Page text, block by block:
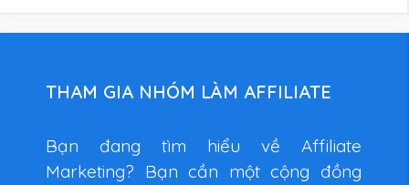
THAM GIA NHÓM LÀM AFFILIATE
Bạn đang tìm hiểu về Affiliate
Marketing? Bạn cần một cộng đồng